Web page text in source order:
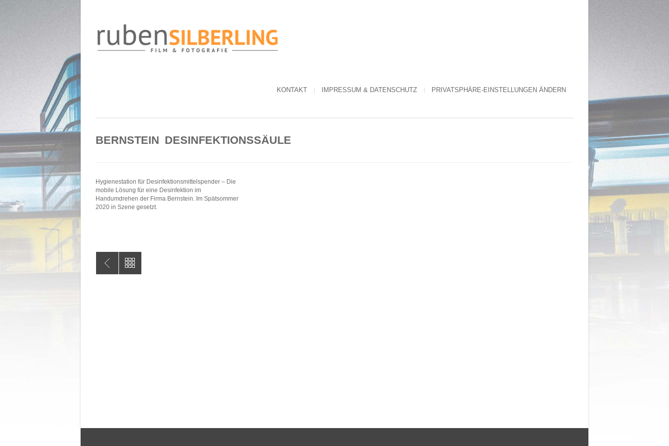
KONTAKT IMPRESSUM & DATENSCHUTZ PRIVATSPHÄRE-EINSTELLUNGEN ÄNDERN
BERNSTEIN DESINFEKTIONSSÄULE
Hygienestation für Desinfektionsmittelspender – Die
mobile Lösung für eine Desinfektion im
Handumdrehen der Firma Bernstein. Im Spätsommer
2020 in Szene gesetzt.